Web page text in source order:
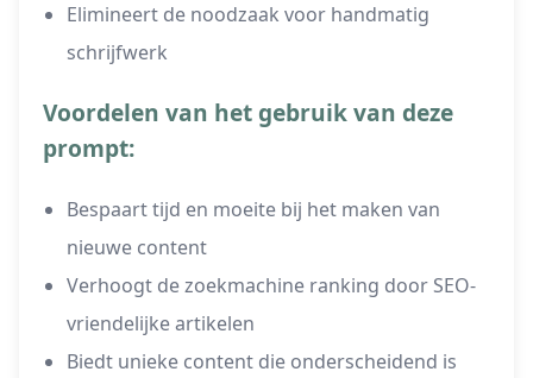
Elimineert de noodzaak voor handmatig
schrijfwerk
Voordelen van het gebruik van deze
prompt:
Bespaart tijd en moeite bij het maken van
nieuwe content
Verhoogt de zoekmachine ranking door SEO-
vriendelijke artikelen
Biedt unieke content die onderscheidend is